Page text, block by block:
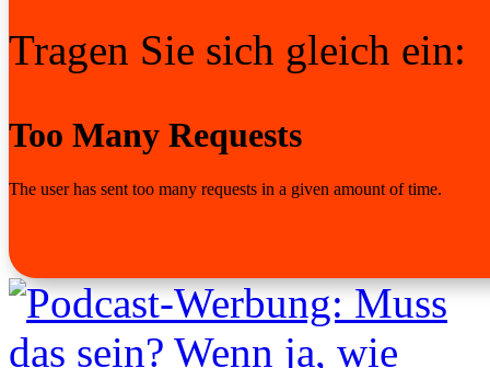
Tragen Sie sich gleich ein: